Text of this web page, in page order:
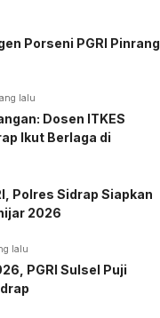
Porseni PGRI Pinrang
lalu
Dosen ITKES
Ikut Berlaga di
Polres Sidrap Siapkan
2026
lalu
PGRI Sulsel Puji